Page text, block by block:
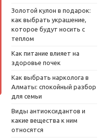
Золотой кулон в подарок:
как выбрать украшение,
которое будут носить с
теплом
Как питание влияет на
здоровье почек
Как выбрать нарколога в
Алматы: спокойный разбор
для семьи
Виды антиоксидантов и
какие вещества к ним
относятся